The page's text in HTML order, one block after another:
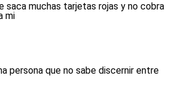
saca muchas tarjetas rojas y no cobra
mi
persona que no sabe discernir entre